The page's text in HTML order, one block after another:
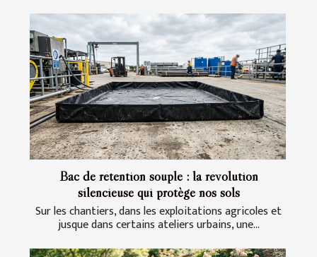
Bac de rétention souple : la révolution
silencieuse qui protège nos sols
Sur les chantiers, dans les exploitations agricoles et
jusque dans certains ateliers urbains, une...